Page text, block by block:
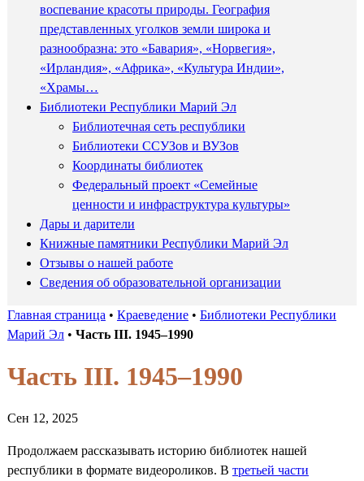
воспевание красоты природы. География
представленных уголков земли широка и
разнообразна: это «Бавария», «Норвегия»,
«Ирландия», «Африка», «Культура Индии»,
«Храмы…
Библиотеки Республики Марий Эл
Библиотечная сеть республики
Библиотеки ССУЗов и ВУЗов
Координаты библиотек
Федеральный проект «Семейные
ценности и инфраструктура культуры»
Дары и дарители
Книжные памятники Республики Марий Эл
Отзывы о нашей работе
Сведения об образовательной организации
Главная страница • Краеведение• Библиотеки Республики
Марий Эл• Часть III. 1945–1990
Часть III. 1945–1990
Сен 12, 2025
Продолжаем рассказывать историю библиотек нашей
республики в формате видеороликов. В третьей части